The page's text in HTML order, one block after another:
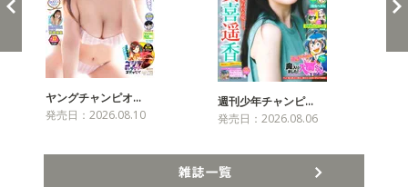
ヤングチャンピオ…
発売日：2026.08.10
週刊少年チャンピ…
発売日：2026.08.06